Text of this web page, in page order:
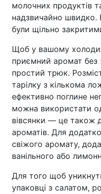
молочних продуктів
надзвичайно швидко.
були щільно
Щоб у вашому
приємний аромат без
простий трюк.
тарілку з кількома
ефективно поглине
можна використати
вівсянки — це також
ароматів. Для
свіжого аромату,
ванільного або
Для того щоб
упаковці з салатом,